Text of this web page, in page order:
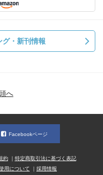
グ・新刊情報
へ
Facebookページ
約
特定商取引法に基づく表記
用について 採用情報